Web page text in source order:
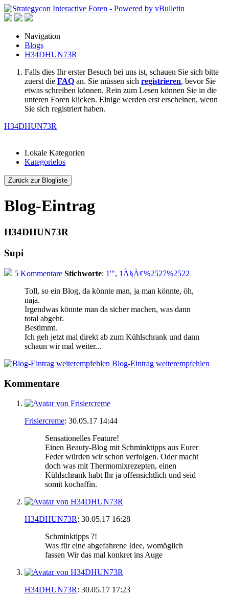
Navigation
Blogs
H34DHUN73R
Falls dies Ihr erster Besuch bei uns ist, schauen Sie sich bitte
zuerst die FAQ an. Sie müssen sich registrieren, bevor Sie
etwas schreiben können. Rein zum Lesen können Sie in die
unteren Foren klicken. Einige werden erst erscheinen, wenn
Sie sich registriert haben.
H34DHUN73R
Lokale Kategorien
Kategorielos
Zurück zur Blogliste
Blog-Eintrag
H34DHUN73R
Supi
5 Kommentare Stichworte: 1'", 1À§À¢%2527%2522
Toll, so ein Blog, da könnte man, ja man könnte, öh,
naja.
Irgendwas könnte man da sicher machen, was dann
total abgeht.
Bestimmt.
Ich geh jetzt mal direkt ab zum Kühlschrank und dann
schaun wir mal weiter...
Blog-Eintrag weiterempfehlen
Kommentare
Frisiercreme: 30.05.17 14:44
Sensationelles Feature!
Einen Beauty-Blog mit Schminktipps aus Eurer
Feder würden wir schon verfolgen. Oder macht
doch was mit Thermomixrezepten, einen
Kühlschrank habt Ihr ja offensichtlich und seid
somit kochaffin.
H34DHUN73R: 30.05.17 16:28
Schminktipps ?!
Was für eine abgefahrene Idee, womöglich
fassen Wir das mal konkret ins Auge
H34DHUN73R: 30.05.17 17:23